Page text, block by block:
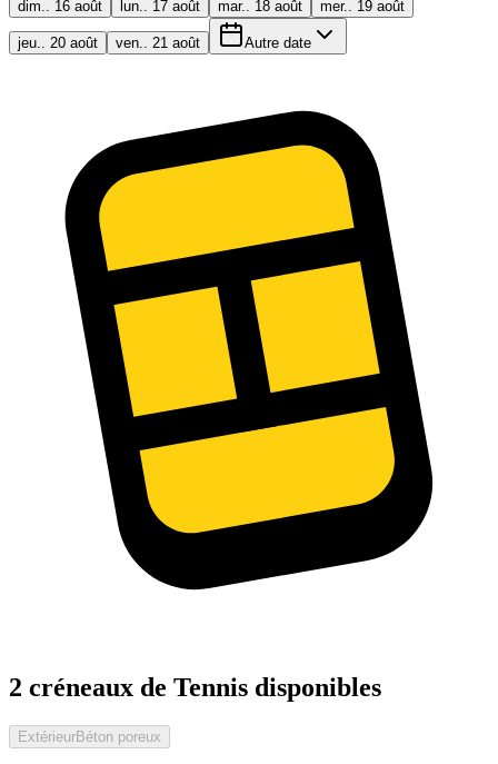
dim.. 16 août lun.. 17 août mar.. 18 août mer.. 19 août
jeu.. 20 août ven.. 21 août Autre date
2 créneaux de Tennis disponibles
ExtérieurBéton poreux